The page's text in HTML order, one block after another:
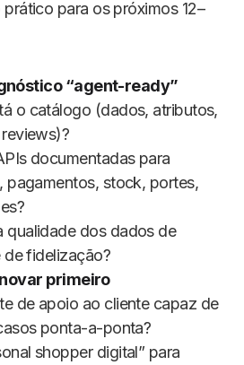
para os próximos 12–
“agent-ready”
o catálogo (dados, atributos,
documentadas para
pagamentos, stock, portes,
qualidade dos dados de
de fidelização?
primeiro
de apoio ao cliente capaz de
ponta-a-ponta?
shopper digital” para